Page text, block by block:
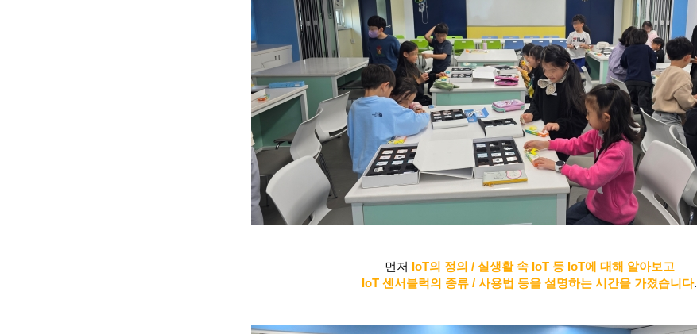
먼저
IoT의 정의 / 실생활 속 IoT 등 IoT에 대해 알아보고
IoT 센서블럭의 종류 / 사용법 등을 설명하는 시간을 가졌습니다.